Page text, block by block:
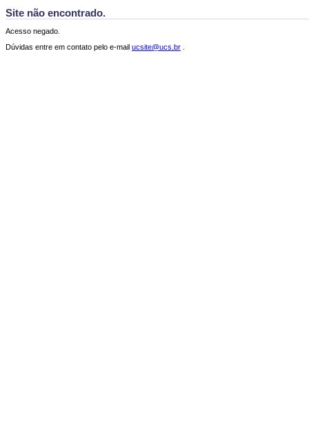
Site não encontrado.
Acesso negado.
Dúvidas entre em contato pelo e-mail ucsite@ucs.br